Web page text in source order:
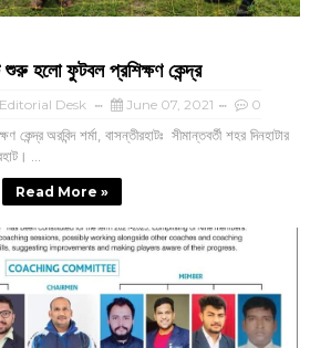
শুরু হলো ফুটবল প্রশিক্ষণ কেন্দ্র
Desk June 07, 2021 0
অরবিন্দ শর্মা, বাসন্তীরহাটঃ সীমান্তবর্তী শহর দিনহাটার
...
Read More »